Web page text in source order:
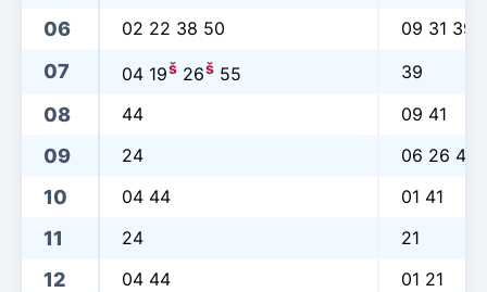
06 02 22 38 50 09 31 39
07 04 19š 26š 55 39
08 44 09 41
09 24 06 26 41
10 04 44 01 41
11 24 21
12 04 44 01 21